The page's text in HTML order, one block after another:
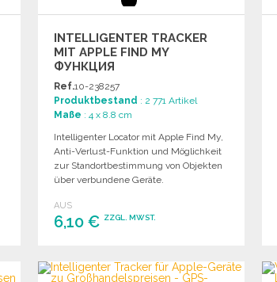
INTELLIGENTER TRACKER
MIT APPLE FIND MY
ФУНКЦИЯ
Ref.10-238257
Produktbestand : 2 771 Artikel
Maße : 4 x 8.8 cm
Intelligenter Locator mit Apple Find My,
Anti-Verlust-Funktion und Möglichkeit
zur Standortbestimmung von Objekten
über verbundene Geräte.
AUS
6,10 € ZZGL. MWST.
Angebot anfordern